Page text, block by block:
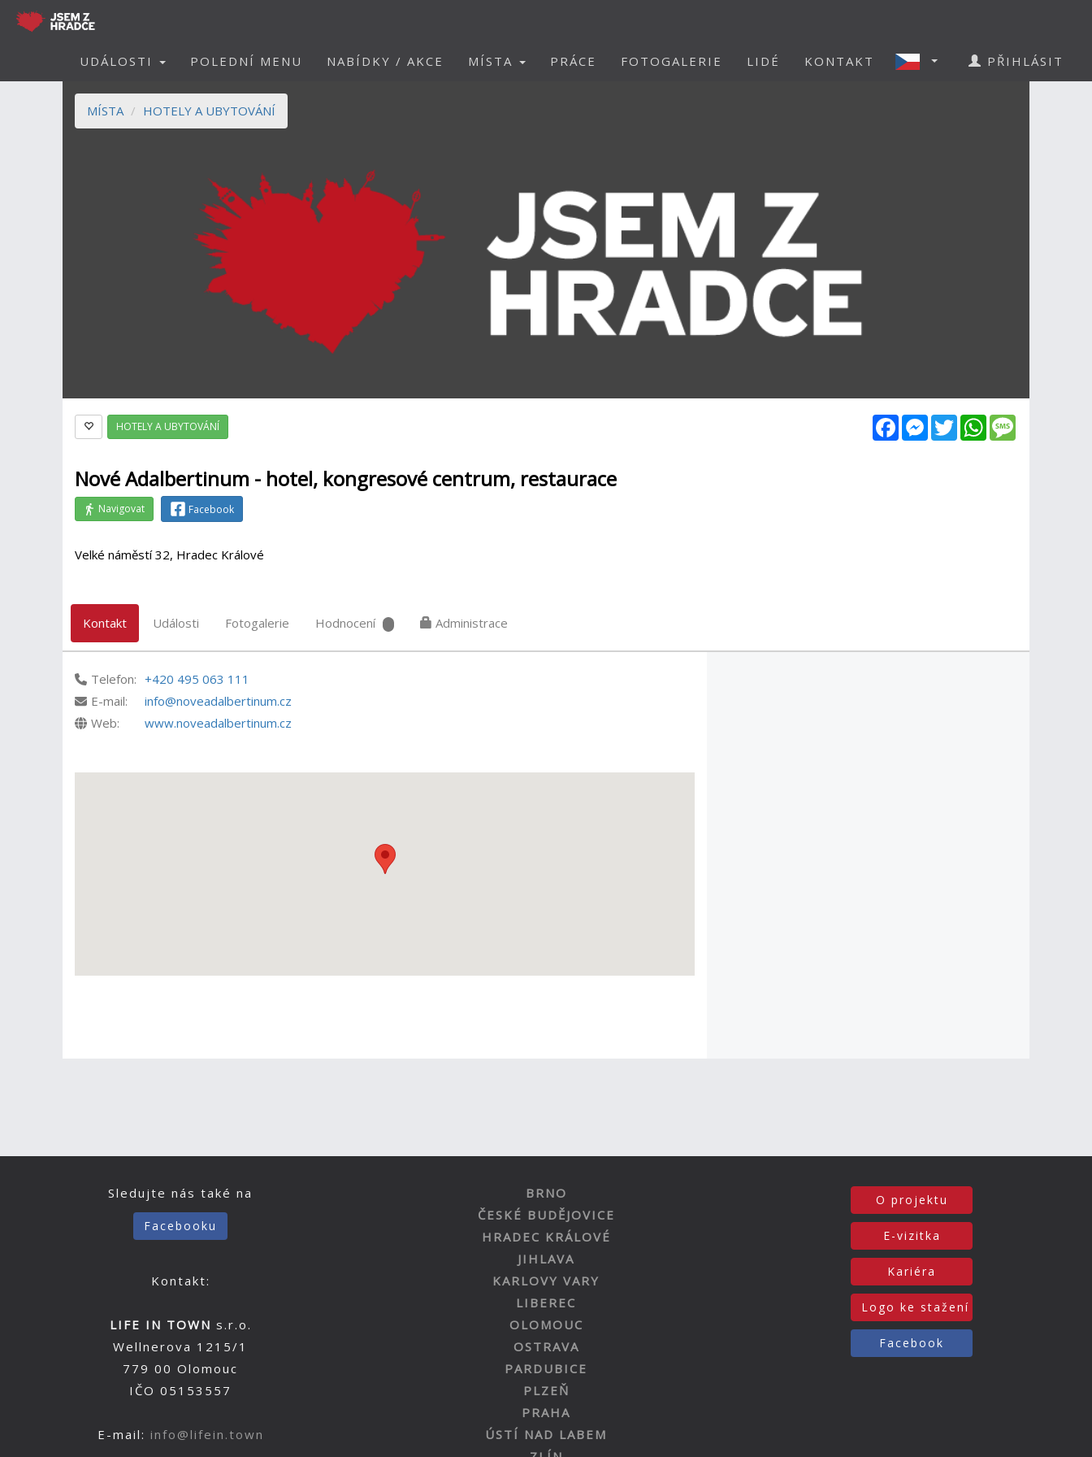
UDÁLOSTI POLEDNÍ MENU NABÍDKY / AKCE MÍSTA PRÁCE FOTOGALERIE LIDÉ KONTAKT PŘIHLÁSIT
MÍSTA HOTELY A UBYTOVÁNÍ
FacebookMessenger
TwitterWhatsApp
HOTELY A UBYTOVÁNÍ
Nové Adalbertinum - hotel, kongresové centrum, restaurace
Navigovat Facebook
Velké náměstí 32, Hradec Králové
Kontakt Události Fotogalerie Hodnocení Administrace
Telefon: +420 495 063 111
E-mail:
info@noveadalbertinum.cz
Web:
www.noveadalbertinum.cz
Sledujte nás také na
Facebooku
Kontakt:
LIFE IN TOWN s.r.o.
Wellnerova 1215/1
779 00 Olomouc
IČO 05153557
E-mail: info@lifein.town
BRNO
ČESKÉ BUDĚJOVICE
HRADEC KRÁLOVÉ
JIHLAVA
KARLOVY VARY
LIBEREC
OLOMOUC
OSTRAVA
PARDUBICE
PLZEŇ
PRAHA
ÚSTÍ NAD LABEM
O projektu
E-vizitka
Kariéra
Logo ke stažení
Facebook